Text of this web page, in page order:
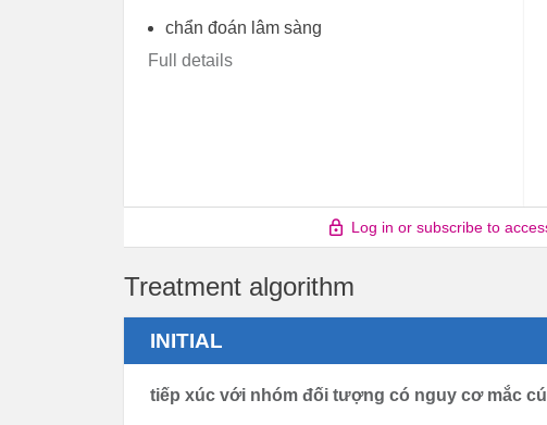
chẩn đoán lâm sàng
Full details
Log in or subscribe to
Treatment algorithm
INITIAL
tiếp xúc với nhóm đối tượng có nguy cơ mắc